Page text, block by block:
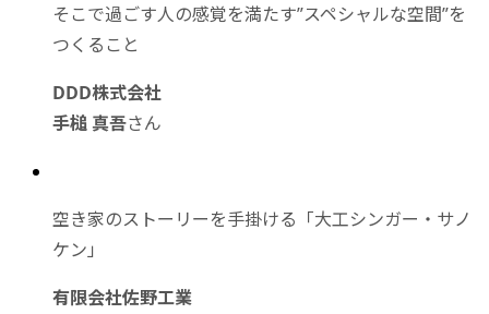
そこで過ごす人の感覚を満たす”スペシャルな空間”を
つくること
DDD株式会社
手槌 真吾さん
空き家のストーリーを手掛ける「大工シンガー・サノ
ケン」
有限会社佐野工業